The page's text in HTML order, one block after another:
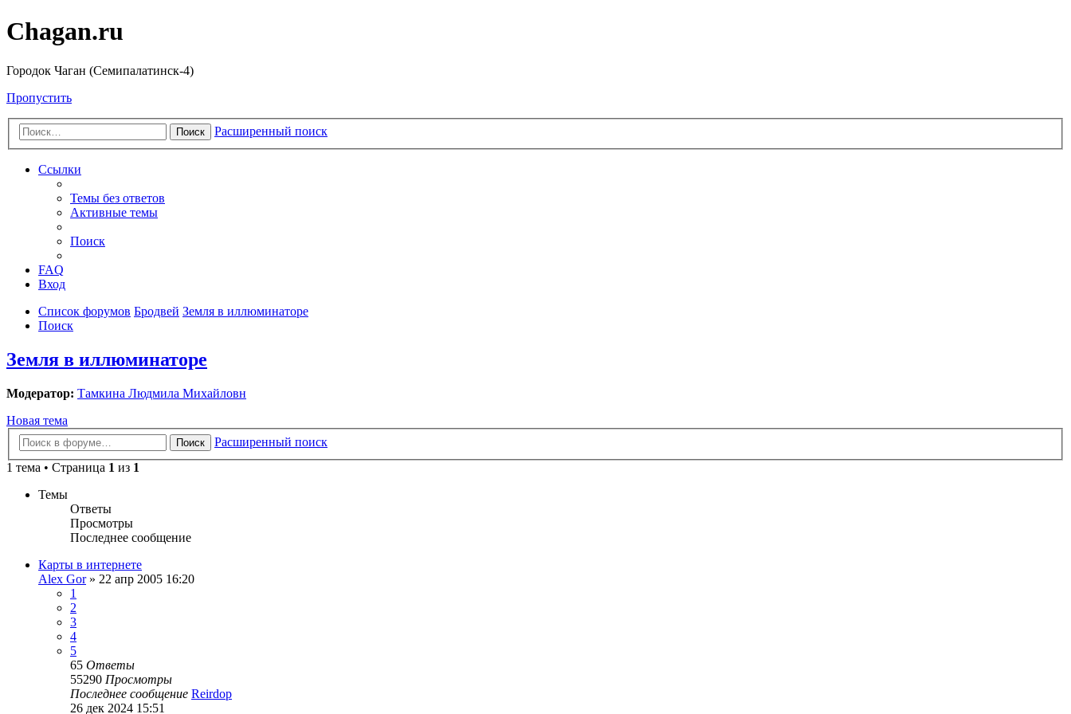
Chagan.ru
Городок Чаган (Семипалатинск-4)
Пропустить
Поиск Расширенный поиск
Ссылки
Темы без ответов
Активные темы
Поиск
FAQ
Вход
Список форумов Бродвей Земля в иллюминаторе
Поиск
Земля в иллюминаторе
Модератор: Тамкина Людмила Михайловн
Новая тема
Поиск
Расширенный поиск
1 тема • Страница 1 из 1
Темы
Ответы
Просмотры
Последнее сообщение
Карты в интернете
Alex Gor» 22 апр 2005 16:20
1
2
3
4
5
65 Ответы
55290 Просмотры
Последнее сообщение Reirdop
26 дек 2024 15:51